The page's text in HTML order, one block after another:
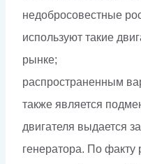
недобросовестные
используют такие
рынке;
распространенным
также является
двигателя выдается
генератора. По